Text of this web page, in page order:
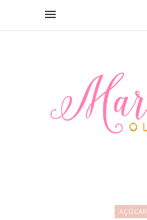
AÇÚCAR